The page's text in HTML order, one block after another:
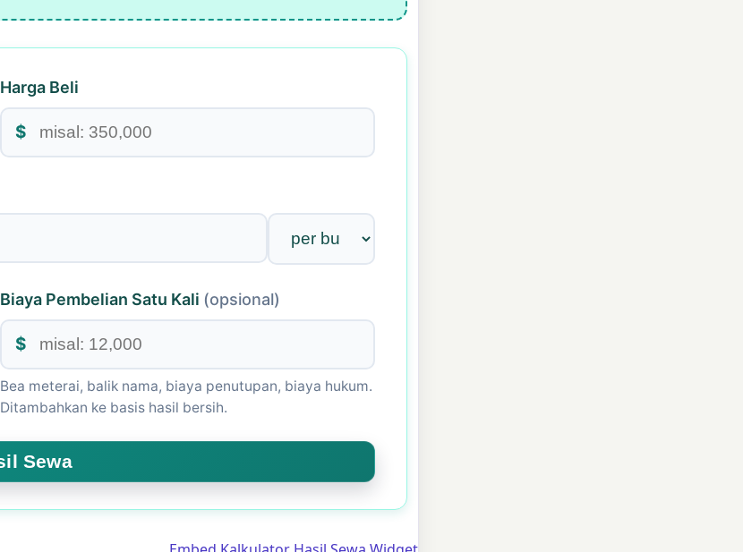
Harga Beli
$
Biaya Pembelian Satu Kali (opsional)
$
Bea meterai, balik nama, biaya penutupan, biaya hukum.
Ditambahkan ke basis hasil bersih.